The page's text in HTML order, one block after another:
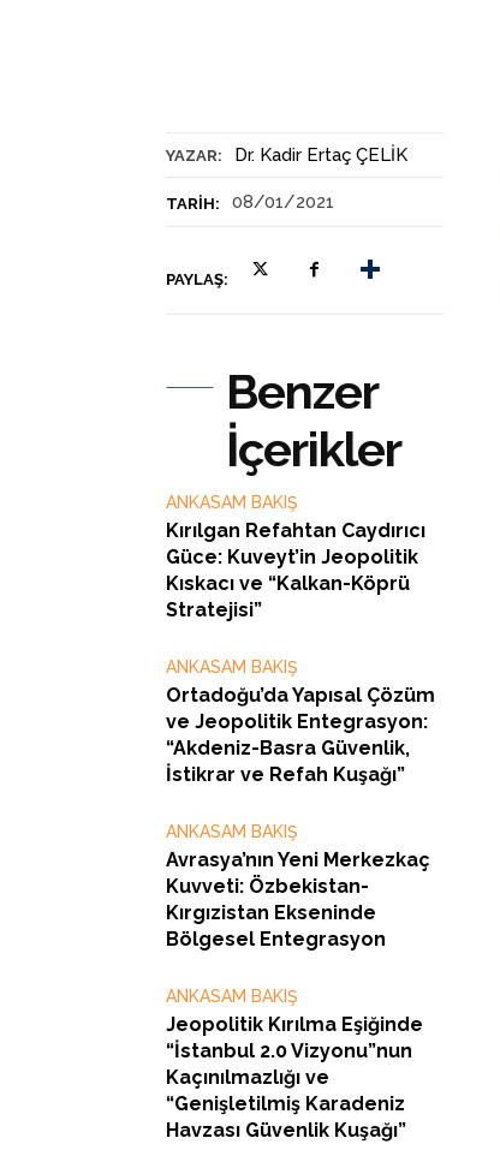
YAZAR: Dr. Kadir Ertaç ÇELİK
TARIH: 08/01/2021
PAYLAŞ:
Benzer
İçerikler
ANKASAM BAKIŞ
Kırılgan Refahtan Caydırıcı
Güce: Kuveyt’in Jeopolitik
Kıskacı ve “Kalkan-Köprü
Stratejisi”
ANKASAM BAKIŞ
Ortadoğu’da Yapısal Çözüm
ve Jeopolitik Entegrasyon:
“Akdeniz-Basra Güvenlik,
İstikrar ve Refah Kuşağı”
ANKASAM BAKIŞ
Avrasya’nın Yeni Merkezkaç
Kuvveti: Özbekistan-
Kırgızistan Ekseninde
Bölgesel Entegrasyon
ANKASAM BAKIŞ
Jeopolitik Kırılma Eşiğinde
“İstanbul 2.0 Vizyonu”nun
Kaçınılmazlığı ve
“Genişletilmiş Karadeniz
Havzası Güvenlik Kuşağı”